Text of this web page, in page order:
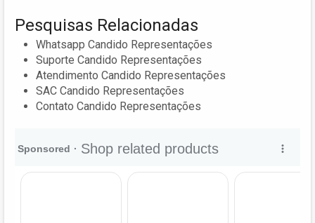
Pesquisas Relacionadas
Whatsapp Candido Representações
Suporte Candido Representações
Atendimento Candido Representações
SAC Candido Representações
Contato Candido Representações